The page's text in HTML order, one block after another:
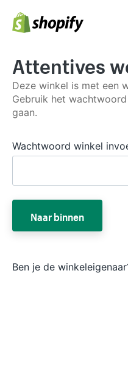
Attentives
Deze winkel is met een
Gebruik het
gaan.
Wachtwoord winkel
Naar binnen
Ben je de